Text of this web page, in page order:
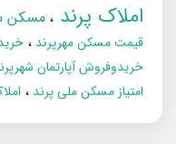
املاک پرند مسکن
قیمت مسکن مهرپرند
خریدوفروش آپارتمان
امتیاز مسکن ملی پرند